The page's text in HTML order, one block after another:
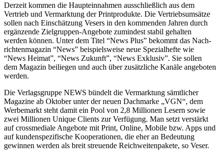
Derzeit kommen die Haupt­ein­nah­men ausschließ­lich aus dem
Vertrieb und Vermark­tung der Print­pro­dukte. Die Vertriebs­um­sätze
sollen nach Einschät­zung Vesers in den kommen­den Jahren durch
ergän­zende Ziel­­grup­­pen-Ange­­bote zumin­dest stabil gehal­ten
werden können. Unter dem Titel “News Plus” bekommt das Nach­
rich­ten­ma­ga­zin “News” beispiels­weise neue Spezi­al­hefte wie
“News Heimat”, “News Zukunft”, “News Exklu­siv”. Sie sollen
dem Maga­zin beilie­gen und auch über zusätz­li­che Kanäle ange­bo­ten
werden.
Die Verlags­gruppe NEWS bündelt die Vermark­tung sämt­li­cher
Maga­zine ab Okto­ber unter der neuen Dach­marke „VGN“, dem
Werbe­markt steht damit ein Pool von 2,8 Millio­nen Lesern sowie
zwei Millio­nen Unique Clients zur Verfü­gung. Man setzt verstärkt
auf cross­me­diale Ange­bote mit Print, Online, Mobile bzw. Apps und
auf kunden­spe­zi­fi­sche Koope­ra­tio­nen, die eher an Bedeu­tung
gewin­nen werden als breit streu­ende Reich­wei­ten­pa­kete, so Veser.